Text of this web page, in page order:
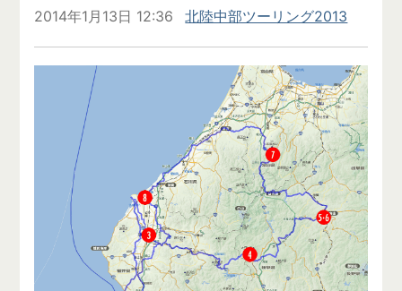
2014年1月13日 12:36 北陸中部ツーリング2013